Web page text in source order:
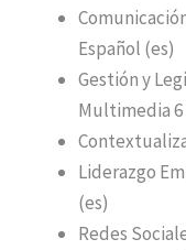
Español (es)
Gestión y
Multimedia 6
Liderazgo
(es)
Redes